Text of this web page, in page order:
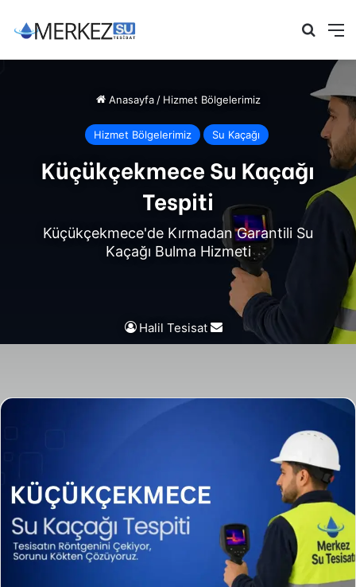
Anasayfa / Hizmet Bölgelerimiz
Hizmet Bölgelerimiz Su Kaçağı
Küçükçekmece Su Kaçağı
Tespiti
Küçükçekmece'de Kırmadan Garantili Su
Kaçağı Bulma Hizmeti
Halil Tesisat
Bir
e-